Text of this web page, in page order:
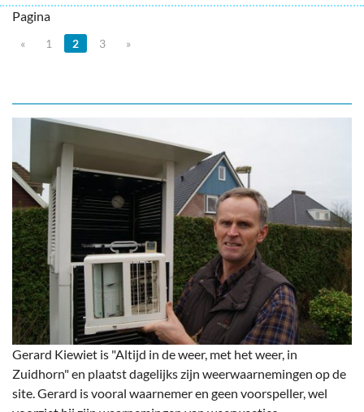
Pagina
« 1 2 3 »
Gerard Kiewiet is "Altijd in de weer, met het weer, in
Zuidhorn" en plaatst dagelijks zijn weerwaarnemingen op de
site. Gerard is vooral waarnemer en geen voorspeller, wel